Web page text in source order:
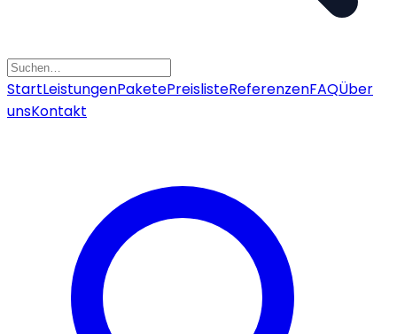
StartLeistungenPaketePreislisteReferenzenFAQÜber
unsKontakt